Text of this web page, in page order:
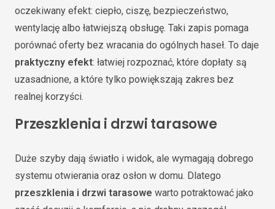
oczekiwany efekt: ciepło, ciszę, bezpieczeństwo,
wentylację albo łatwiejszą obsługę. Taki zapis pomaga
porównać oferty bez wracania do ogólnych haseł. To daje
praktyczny efekt: łatwiej rozpoznać, które dopłaty są
uzasadnione, a które tylko powiększają zakres bez
realnej korzyści.
Przeszklenia i drzwi tarasowe
Duże szyby dają światło i widok, ale wymagają dobrego
systemu otwierania oraz osłon w domu. Dlatego
przeszklenia i drzwi tarasowe warto potraktować jako